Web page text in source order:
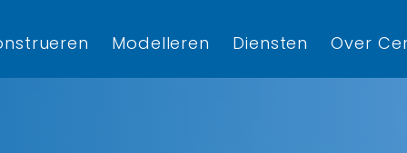
Modelleren Diensten Over